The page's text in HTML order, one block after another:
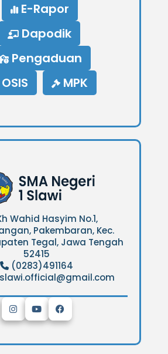
E-Rapor
Dapodik
Pengaduan
OSIS
MPK
Wahid Hasyim No.1,
Pakembaran, Kec.
Tegal, Jawa Tengah
52415
(0283)491164